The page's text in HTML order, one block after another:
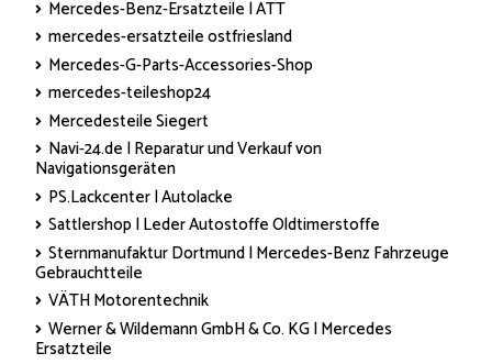
Mercedes-Benz-Ersatzteile | ATT
mercedes-ersatzteile ostfriesland
Mercedes-G-Parts-Accessories-Shop
mercedes-teileshop24
Mercedesteile Siegert
Navi-24.de | Reparatur und Verkauf von
Navigationsgeräten
PS.Lackcenter | Autolacke
Sattlershop | Leder Autostoffe Oldtimerstoffe
Sternmanufaktur Dortmund | Mercedes-Benz Fahrzeuge
Gebrauchtteile
VÄTH Motorentechnik
Werner & Wildemann GmbH & Co. KG | Mercedes
Ersatzteile